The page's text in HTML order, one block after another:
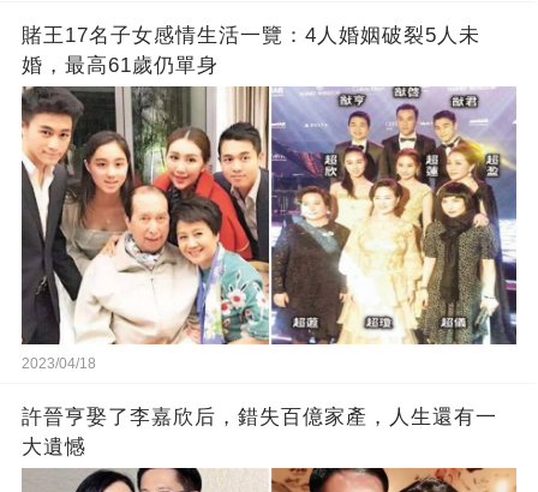
賭王17名子女感情生活一覽：4人婚姻破裂5人未
婚，最高61歲仍單身
2023/04/18
許晉亨娶了李嘉欣后，錯失百億家產，人生還有一
大遺憾